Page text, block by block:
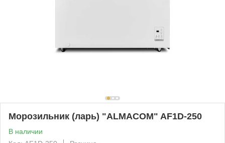
Морозильник (ларь) "ALMACOM" AF1D-250
В наличии